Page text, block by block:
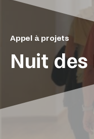
Nuit des
Appel à projets